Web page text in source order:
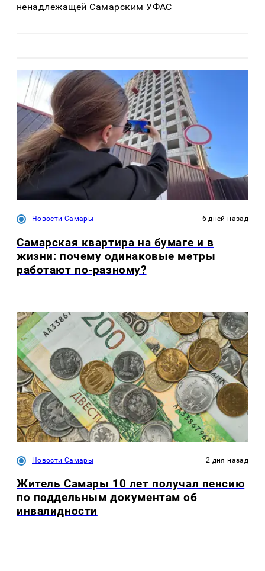
ненадлежащей Самарским УФАС
Новости Самары 6 дней назад
Самарская квартира на бумаге и в
жизни: почему одинаковые метры
работают по-разному?
Новости Самары 2 дня назад
Житель Самары 10 лет получал пенсию
по поддельным документам об
инвалидности